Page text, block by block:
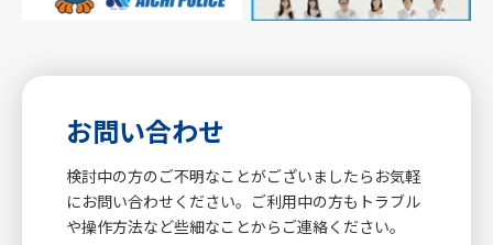
お問い合わせ
検討中の方のご不明なことがございましたらお気軽
にお問い合わせください。ご利用中の方もトラブル
や操作方法など些細なことからご連絡ください。